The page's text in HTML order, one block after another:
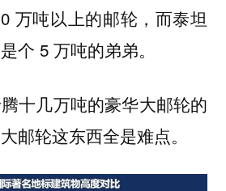
万吨以上的邮轮，而泰坦
个 5 万吨的弟弟。
十几万吨的豪华大邮轮的
邮轮这东西全是难点。